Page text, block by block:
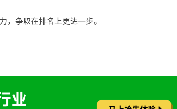
，争取在排名上更进一步。